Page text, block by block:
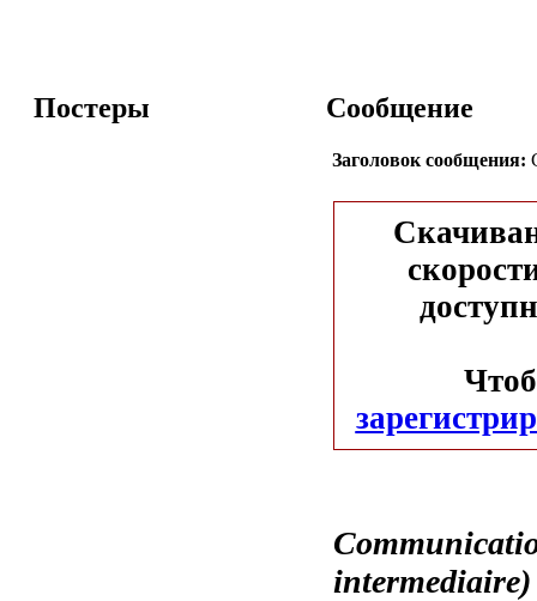
Постеры Сообщение
Заголовок сообщения: